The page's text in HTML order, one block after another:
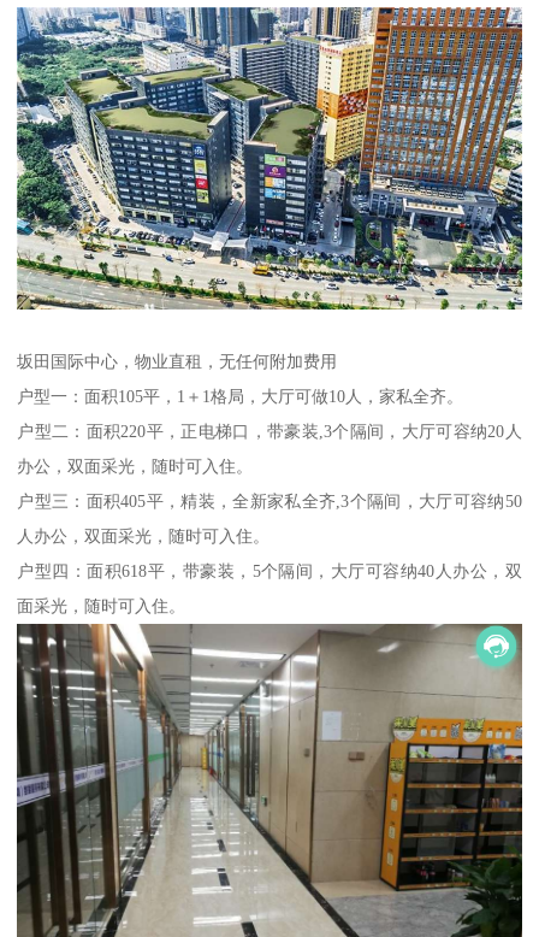
坂田国际中心，物业直租，无任何附加费用
户型一：面积105平，1＋1格局，大厅可做10人，家私全齐。
户型二：面积220平，正电梯口，带豪装,3个隔间，大厅可容纳20人
办公，双面采光，随时可入住。
户型三：面积405平，精装，全新家私全齐,3个隔间，大厅可容纳50
人办公，双面采光，随时可入住。
户型四：面积618平，带豪装，5个隔间，大厅可容纳40人办公，双
面采光，随时可入住。